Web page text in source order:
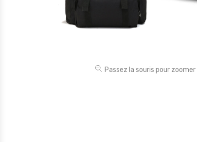
Passez la souris pour zoomer